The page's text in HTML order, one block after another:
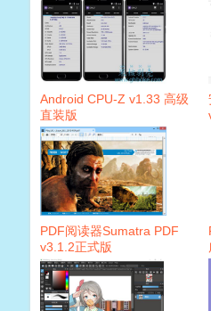
Android CPU-Z v1.33 高级
直装版
PDF阅读器Sumatra PDF
v3.1.2正式版